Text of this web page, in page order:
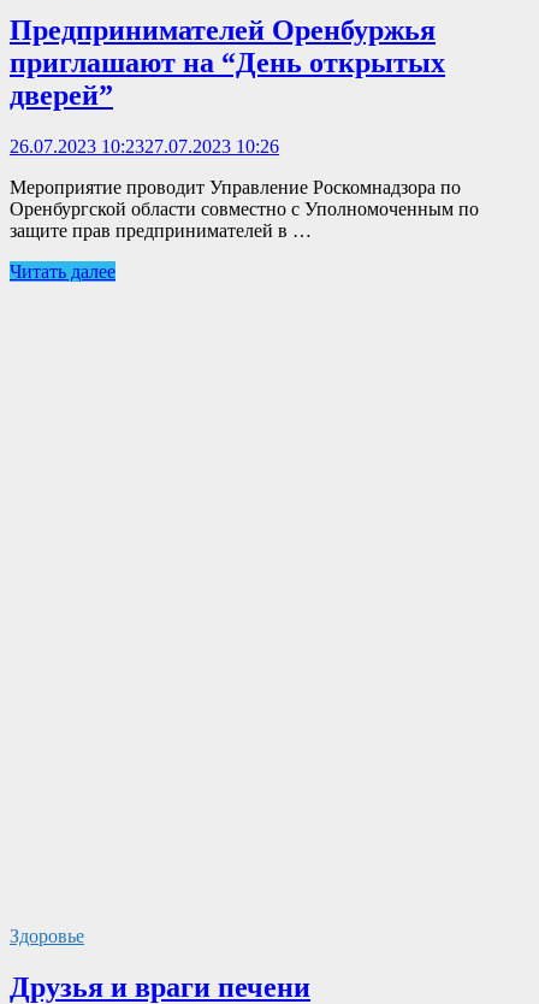
Предпринимателей Оренбуржья
приглашают на “День открытых
дверей”
26.07.2023 10:2327.07.2023 10:26
Мероприятие проводит Управление Роскомнадзора по
Оренбургской области совместно с Уполномоченным по
защите прав предпринимателей в …
Читать далее
Здоровье
Друзья и враги печени